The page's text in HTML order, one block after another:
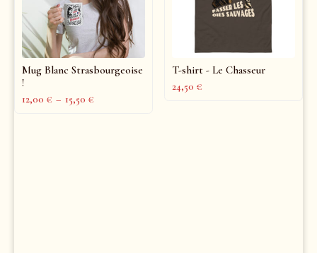
Mug Blanc Strasbourgeoise
!
12,00 € – 15,50 €
T-shirt - Le Chasseur
24,50 €